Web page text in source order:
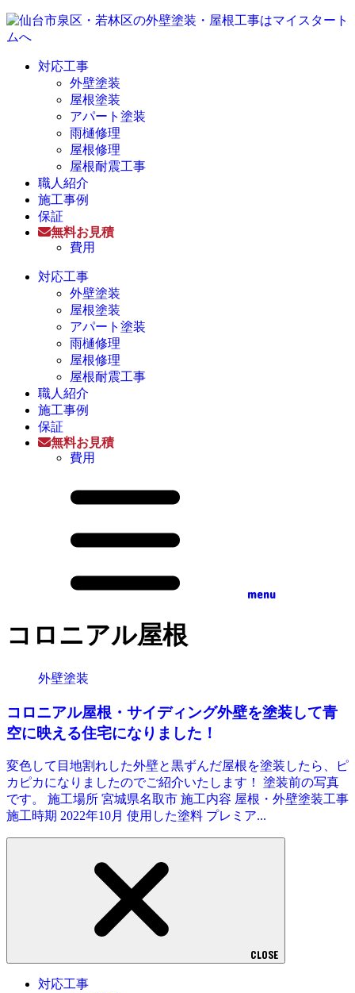
対応工事
外壁塗装
屋根塗装
アパート塗装
雨樋修理
屋根修理
屋根耐震工事
職人紹介
施工事例
保証
無料お見積
費用
対応工事
外壁塗装
屋根塗装
アパート塗装
雨樋修理
屋根修理
屋根耐震工事
職人紹介
施工事例
保証
無料お見積
費用
menu
コロニアル屋根
外壁塗装
コロニアル屋根・サイディング外壁を塗装して青
空に映える住宅になりました！
変色して目地割れした外壁と黒ずんだ屋根を塗装したら、ピ
カピカになりましたのでご紹介いたします！ 塗装前の写真
です。 施工場所 宮城県名取市 施工内容 屋根・外壁塗装工事
施工時期 2022年10月 使用した塗料 プレミア...
CLOSE
対応工事